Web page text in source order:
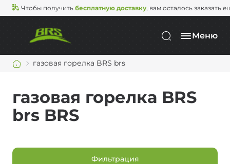
Чтобы получить бесплатную доставку, вам осталось заказать
Меню
газовая горелка BRS brs
газовая горелка BRS
brs BRS
Фильтрация